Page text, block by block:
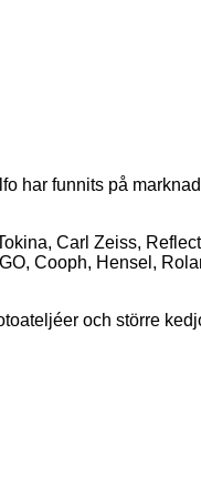
har funnits på
Carl Zeiss,
Cooph, Hensel,
och större